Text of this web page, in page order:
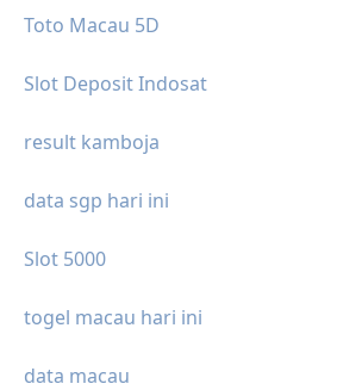
Toto Macau 5D
Slot Deposit Indosat
result kamboja
data sgp hari ini
Slot 5000
togel macau hari ini
data macau